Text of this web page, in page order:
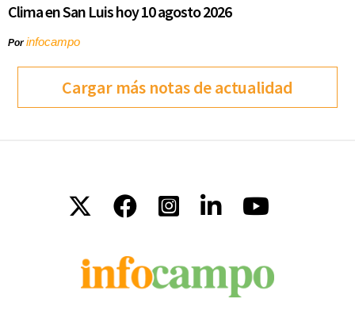
Clima en San Luis hoy 10 agosto 2026
Porinfocampo
Cargar más notas de actualidad